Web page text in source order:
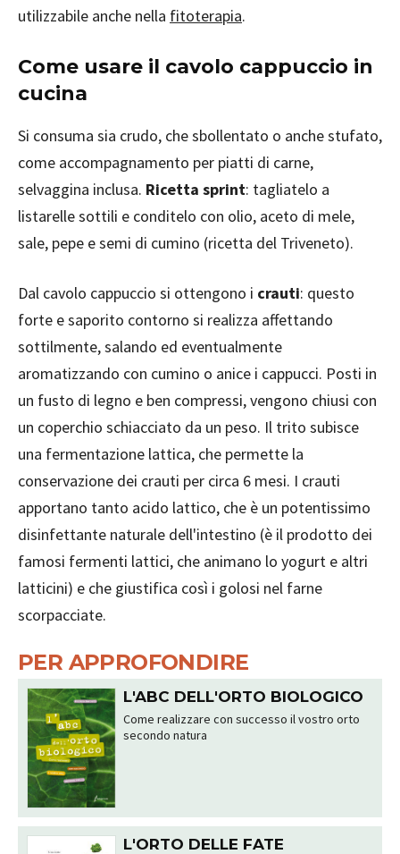
utilizzabile anche nella fitoterapia.
Come usare il cavolo cappuccio in
cucina
Si consuma sia crudo, che sbollentato o anche stufato,
come accompagnamento per piatti di carne,
selvaggina inclusa. Ricetta sprint: tagliatelo a
listarelle sottili e conditelo con olio, aceto di mele,
sale, pepe e semi di cumino (ricetta del Triveneto).
Dal cavolo cappuccio si ottengono i crauti: questo
forte e saporito contorno si realizza affettando
sottilmente, salando ed eventualmente
aromatizzando con cumino o anice i cappucci. Posti in
un fusto di legno e ben compressi, vengono chiusi con
un coperchio schiacciato da un peso. Il trito subisce
una fermentazione lattica, che permette la
conservazione dei crauti per circa 6 mesi. I crauti
apportano tanto acido lattico, che è un potentissimo
disinfettante naturale dell'intestino (è il prodotto dei
famosi fermenti lattici, che animano lo yogurt e altri
latticini) e che giustifica così i golosi nel farne
scorpacciate.
PER APPROFONDIRE
L'ABC DELL'ORTO BIOLOGICO
Come realizzare con successo il vostro orto
secondo natura
L'ORTO DELLE FATE